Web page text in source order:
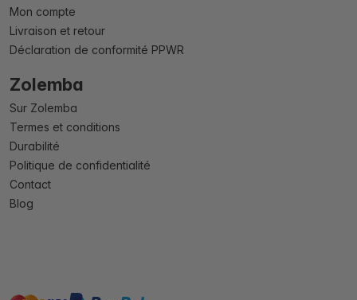
Mon compte
Livraison et retour
Déclaration de conformité PPWR
Zolemba
Sur Zolemba
Termes et conditions
Durabilité
Politique de confidentialité
Contact
Blog